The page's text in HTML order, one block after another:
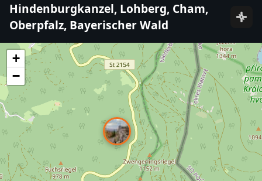
Hindenburgkanzel, Lohberg, Cham,
Oberpfalz, Bayerischer Wald
+
−